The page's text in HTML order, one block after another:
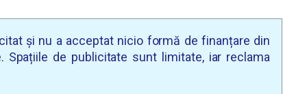
și nu a acceptat nicio formă de finanțare din
Spațiile de publicitate sunt limitate, iar reclama